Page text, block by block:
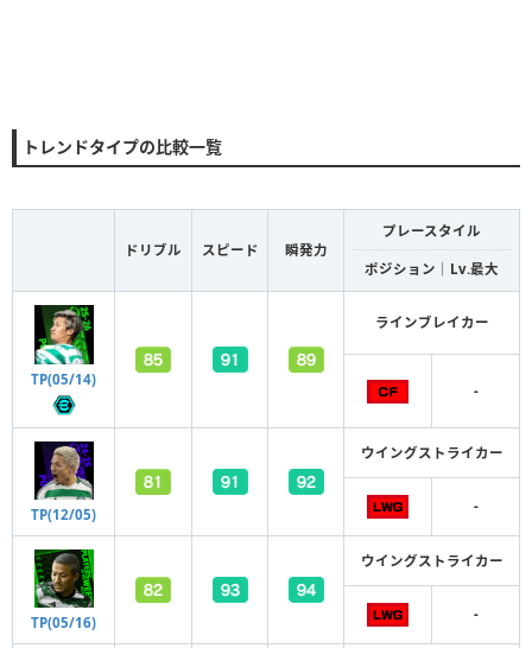
トレンドタイプの比較一覧
ドリブル スピード 瞬発力
プレースタイル
ポジション｜Lv.最大
TP(05/14)
ラインブレイカー
-
TP(12/05)
ウイングストライカー
-
TP(05/16)
ウイングストライカー
-